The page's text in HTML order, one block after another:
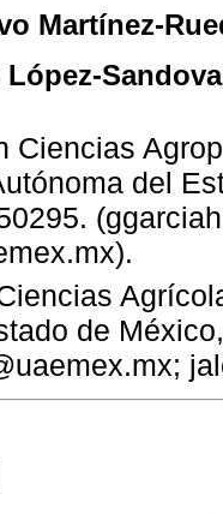
Martínez-
Ciencias
del
de